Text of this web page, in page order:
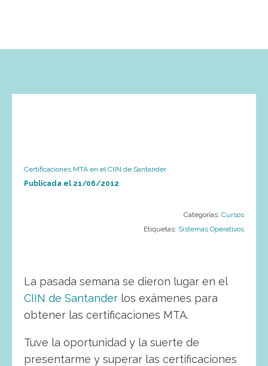
Certificaciones MTA en el CIIN de Santander
Publicada el 21/06/2012
Categorías: Cursos
Etiquetas: Sistemas Operativos
La pasada semana se dieron lugar en el
CIIN de Santander los exámenes para
obtener las certificaciones MTA.
Tuve la oportunidad y la suerte de
presentarme y superar las certificaciones